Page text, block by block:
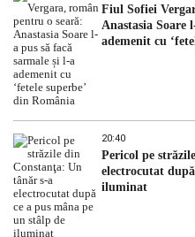
Fiul Sofiei
Anastasia Soare
ademenit cu
20:40
Pericol pe
electrocutat
iluminat